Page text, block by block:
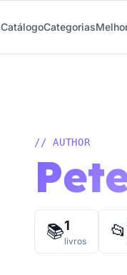
CatálogoCategorias
// AUTHOR
📚1
livros 📂